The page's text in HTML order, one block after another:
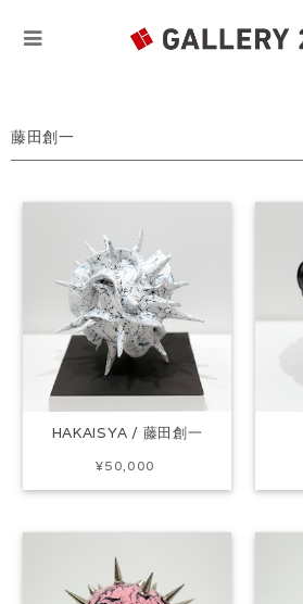
藤田創一
HAKAISYA / 藤田創一
¥50,000